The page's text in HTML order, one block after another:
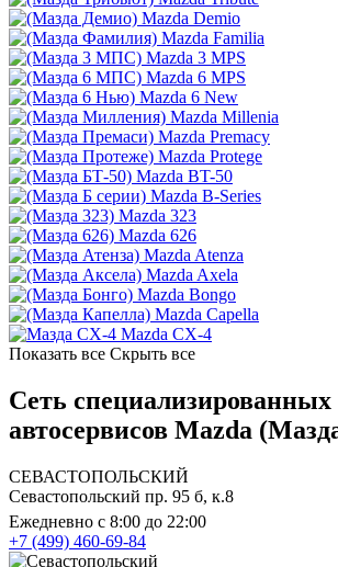
Mazda Demio
Mazda Familia
Mazda 3 MPS
Mazda 6 MPS
Mazda 6 New
Mazda Millenia
Mazda Premacy
Mazda Protege
Mazda BT-50
Mazda B-Series
Mazda 323
Mazda 626
Mazda Atenza
Mazda Axela
Mazda Bongo
Mazda Capella
Mazda CX-4
Показать все Скрыть все
Сеть специализированных
автосервисов Mazda
СЕВАСТОПОЛЬСКИЙ
Севастопольский пр. 95 б, к.8
Ежедневно с 8:00 до 22:00
+7 (499) 460-69-84